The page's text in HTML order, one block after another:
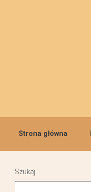
Strona główna
Szukaj